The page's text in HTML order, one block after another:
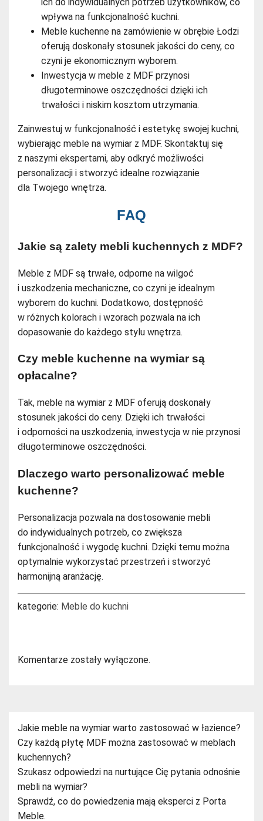
wpływa na funkcjonalność kuchni.
Meble kuchenne na zamówienie w obrębie Łodzi
oferują doskonały stosunek jakości do ceny, co
czyni je ekonomicznym wyborem.
Inwestycja w meble z MDF przynosi
długoterminowe oszczędności dzięki ich
trwałości i niskim kosztom utrzymania.
Zainwestuj w funkcjonalność i estetykę swojej kuchni,
wybierając meble na wymiar z MDF. Skontaktuj się
z naszymi ekspertami, aby odkryć możliwości
personalizacji i stworzyć idealne rozwiązanie
dla Twojego wnętrza.
FAQ
Jakie są zalety mebli kuchennych z MDF?
Meble z MDF są trwałe, odporne na wilgoć
i uszkodzenia mechaniczne, co czyni je idealnym
wyborem do kuchni. Dodatkowo, dostępność
w różnych kolorach i wzorach pozwala na ich
dopasowanie do każdego stylu wnętrza.
Czy meble kuchenne na wymiar są
opłacalne?
Tak, meble na wymiar z MDF oferują doskonały
stosunek jakości do ceny. Dzięki ich trwałości
i odporności na uszkodzenia, inwestycja w nie przynosi
długoterminowe oszczędności.
Dlaczego warto personalizować meble
kuchenne?
Personalizacja pozwala na dostosowanie mebli
do indywidualnych potrzeb, co zwiększa
funkcjonalność i wygodę kuchni. Dzięki temu można
optymalnie wykorzystać przestrzeń i stworzyć
harmonijną aranżację.
kategorie: Meble do kuchni
Komentarze zostały wyłączone.
Jakie meble na wymiar warto zastosować w łazience?
Czy każdą płytę MDF można zastosować w meblach
kuchennych?
Szukasz odpowiedzi na nurtujące Cię pytania odnośnie
mebli na wymiar?
Sprawdź, co do powiedzenia mają eksperci z Porta
Meble.